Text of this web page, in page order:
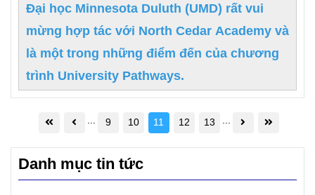
Đại học Minnesota Duluth (UMD) rất vui
mừng hợp tác với North Cedar Academy và
là một trong những điểm đến của chương
trình University Pathways.
9 10 11 12 13
Danh mục tin tức